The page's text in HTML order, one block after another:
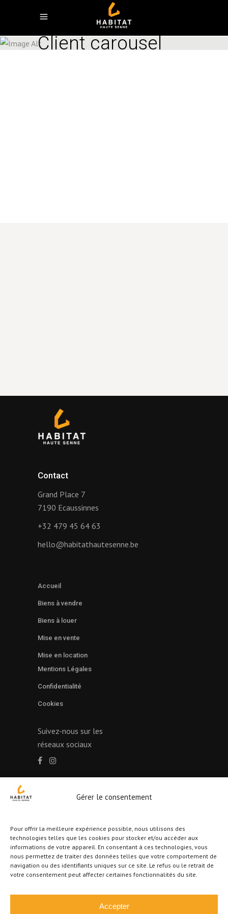
Gérer le consentement
Pour offrir la meilleure expérience possible, nous utilisons des
technologies telles que les cookies pour stocker et/ou accéder aux
informations de votre appareil. En consentant à ces technologies, vous
nous permettez de traiter des données telles que votre comportement de
navigation ou des identifiants uniques sur ce site. Le refus ou le retrait de
votre consentement peut affecter certaines fonctionnalités du site.
Accepter
Client carousel
Contact
Grand Place 7
7190 Ecaussinnes
+32 479 45 64 63
hello@habitathautesenne.be
Accueil
Biens à vendre
Biens à louer
Mise en vente
Mise en location
Mentions Légales
Confidentialité
Cookies
Suivez-nous sur les
réseaux sociaux
Autorité de surveillance : Institut professionnel de
Bruxelles
Agent immobilier intermédiaire agréé IPI, N°
511.997 octroyé en Belgique – WWW.IPI.BE
Selon l’arrêté royal du 27 septembre 2006
portant sur l’approbation du code de déontologie
RC professionnelle et cautionnement via AXA